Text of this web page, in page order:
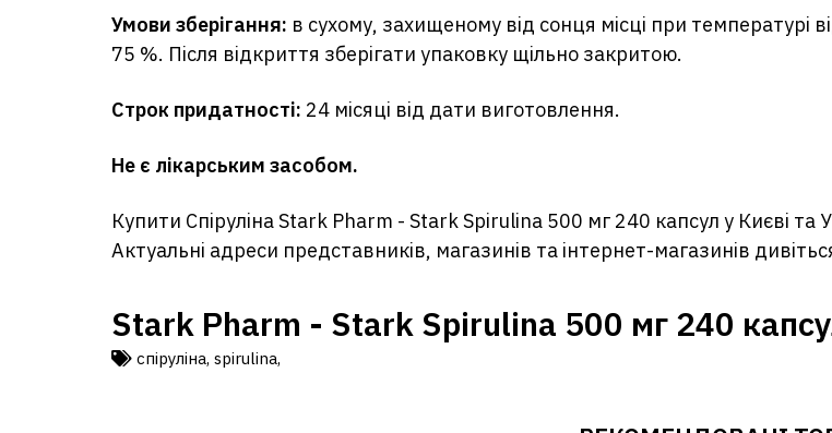
Умови зберігання: в сухому, захищеному від сонця місці при температурі
75 %. Після відкриття зберігати упаковку щільно закритою.
Строк придатності: 24 місяці від дати виготовлення.
Не є лікарським засобом.
Купити Спіруліна Stark Pharm - Stark Spirulina 500 мг 240 капсул у Києві та
Актуальні адреси представників, магазинів та інтернет-магазинів
Stark Pharm - Stark Spirulina 500 мг 240
спіруліна, spirulina,